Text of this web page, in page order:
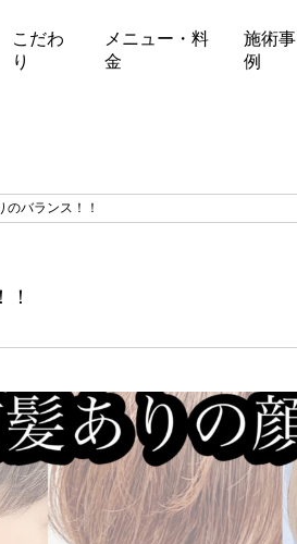
こだわ
り
メニュー・料
金
施術事
例
のバランス！！